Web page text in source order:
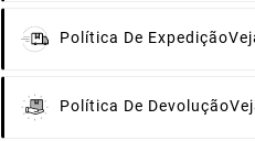
Política De Expedição
Política De Devolução